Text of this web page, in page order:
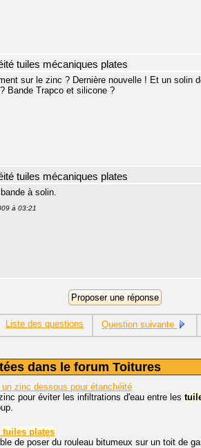
tuiles mécaniques plates
sur le zinc ? Dernière nouvelle ! Et un solin
Bande Trapco et silicone ?
tuiles mécaniques plates
à solin.
à 03:21
Liste des questions Question suivante
dans le forum Toitures
zinc dessous pour étanchéité
pour éviter les infiltrations d'eau entre les
tuiles plates
de poser du rouleau bitumeux sur un toit de